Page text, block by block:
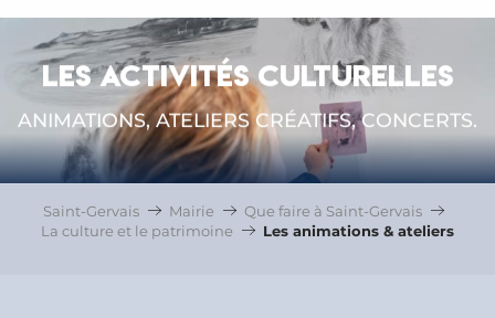
LES ACTIVITÉS CULTURELLES
ANIMATIONS, ATELIERS CRÉATIFS, CONCERTS.
Saint-Gervais Mairie
Que faire à Saint-Gervais
La culture et le patrimoine
Les animations & ateliers